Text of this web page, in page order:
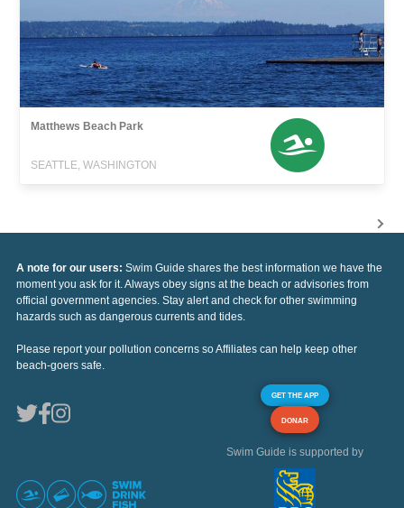
Matthews Beach Park
SEATTLE, WASHINGTON
A note for our users: Swim Guide shares the best information we have the
moment you ask for it. Always obey signs at the beach or advisories from
official government agencies. Stay alert and check for other swimming
hazards such as dangerous currents and tides.
Please report your pollution concerns so Affiliates can help keep other
beach-goers safe.
GET THE APP
DONAR
Swim Guide is supported by